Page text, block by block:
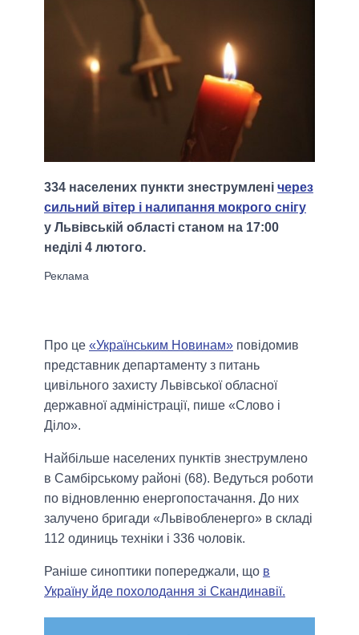
334 населених пункти знеструмлені через
сильний вітер і налипання мокрого снігу
у Львівській області станом на 17:00
неділі 4 лютого.
Про це «Українським Новинам» повідомив
представник департаменту з питань
цивільного захисту Львівської обласної
державної адміністрації, пише «Слово і
Діло».
Найбільше населених пунктів знеструмлено
в Самбірському районі (68). Ведуться роботи
по відновленню енергопостачання. До них
залучено бригади «Львівобленерго» в складі
112 одиниць техніки і 336 чоловік.
Раніше синоптики попереджали, що в
Україну йде похолодання зі Скандинавії.